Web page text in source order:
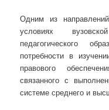
Одним из
условиях
педагогического
потребности в
правового
связанного с
системе среднего и